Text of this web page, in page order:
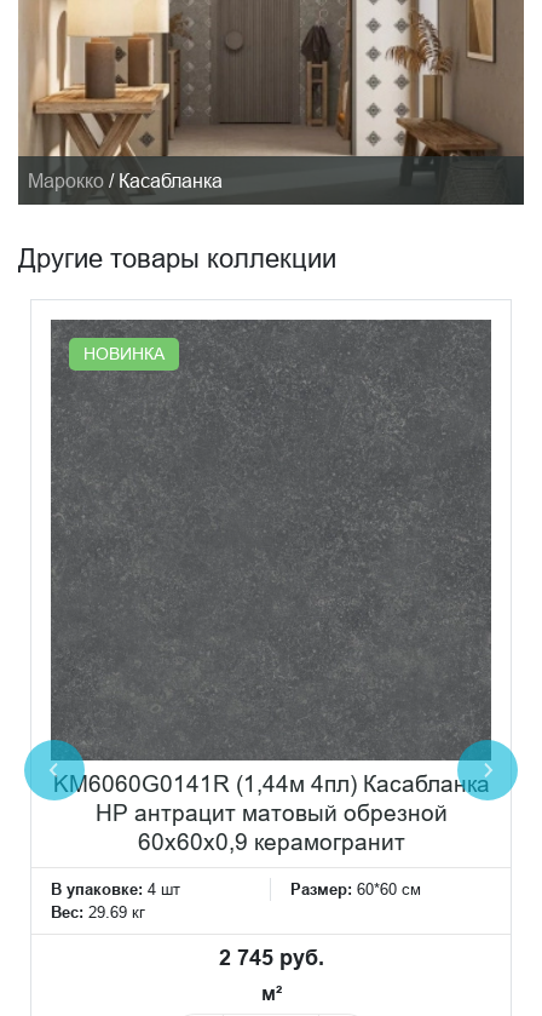
Марокко / Касабланка
Другие товары коллекции
НОВИНКА
KM6060G0141R (1,44м 4пл) Касабланка
HP антрацит матовый обрезной
60x60x0,9 керамогранит
В упаковке: 4 шт Размер: 60*60 см
Вес: 29.69 кг
2 745 руб.
м²